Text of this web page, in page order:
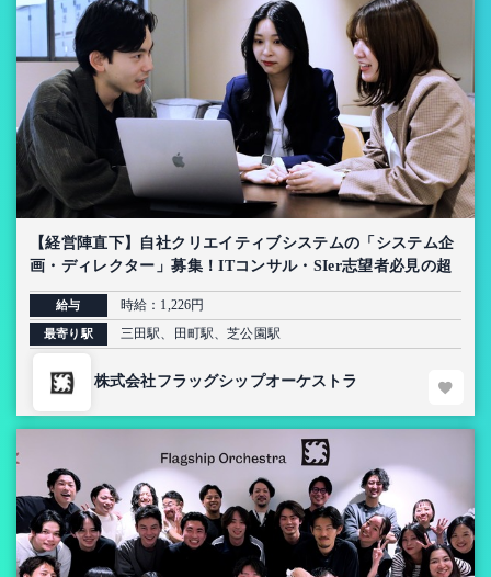
【経営陣直下】自社クリエイティブシステムの「システム企
画・ディレクター」募集！ITコンサル・SIer志望者必見の超
上流インターン【AI導入プロジェクト】
給与 時給：1,226円
最寄り駅 三田駅、田町駅、芝公園駅
株式会社フラッグシップオーケストラ